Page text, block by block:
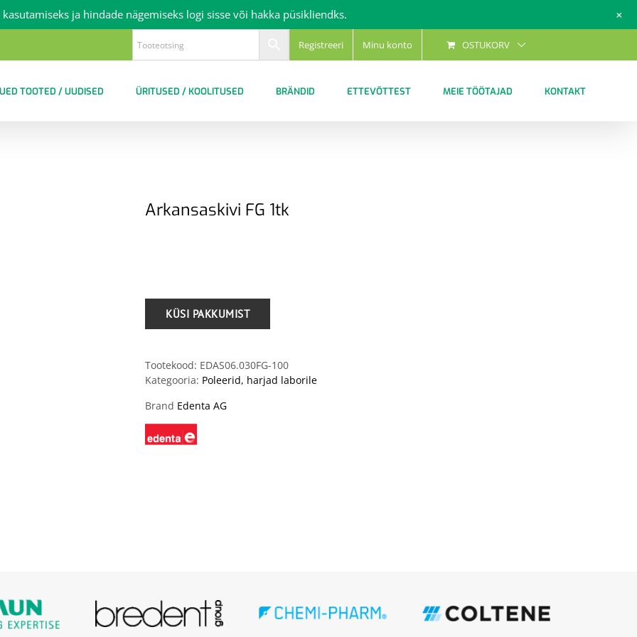
Registreeri Minu konto OSTUKORV
TOOTED / UUDISED ÜRITUSED / KOOLITUSED BRÄNDID ETTEVÕTTEST MEIE TÖÖTAJAD KONTAKT
Arkansaskivi FG 1tk
Tootekood: EDAS06.030FG-100
Kategooria: Poleerid, harjad laborile
Brand Edenta AG
kasutamiseks ja hindade nägemiseks logi sisse või hakka püsikliendks. +